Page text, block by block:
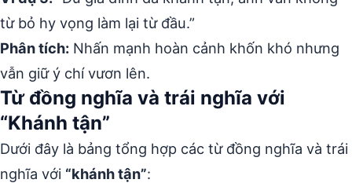
từ bỏ hy vọng làm lại từ đầu.”
Phân tích: Nhấn mạnh hoàn cảnh khốn khó nhưng
vẫn giữ ý chí vươn lên.
Từ đồng nghĩa và trái nghĩa với
“Khánh tận”
Dưới đây là bảng tổng hợp các từ đồng nghĩa và trái
nghĩa với “khánh tận”: